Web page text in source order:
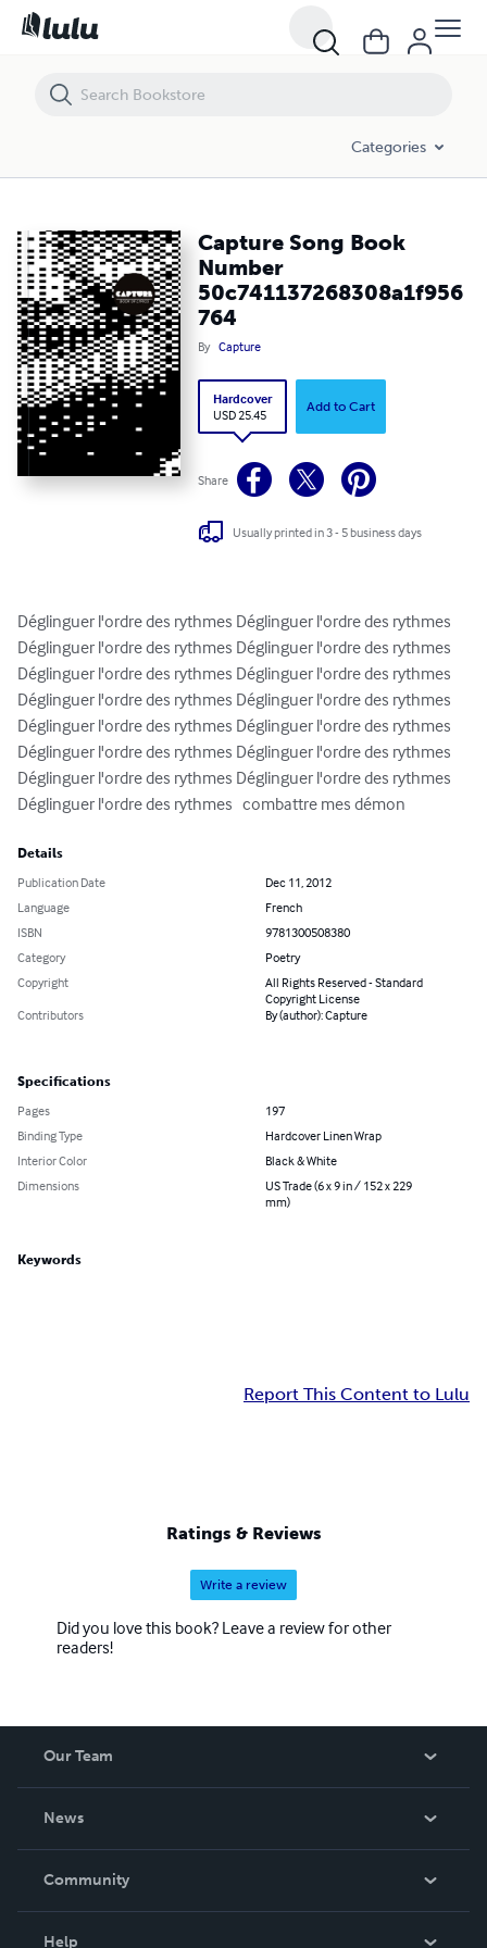
Categories
Capture Song Book
Number
50c741137268308a1f956
764
By Capture
Hardcover
USD 25.45
Add to Cart
Share
Usually printed in 3 - 5 business days
Déglinguer l'ordre des rythmes Déglinguer l'ordre des rythmes
Déglinguer l'ordre des rythmes Déglinguer l'ordre des rythmes
Déglinguer l'ordre des rythmes Déglinguer l'ordre des rythmes
Déglinguer l'ordre des rythmes Déglinguer l'ordre des rythmes
Déglinguer l'ordre des rythmes Déglinguer l'ordre des rythmes
Déglinguer l'ordre des rythmes Déglinguer l'ordre des rythmes
Déglinguer l'ordre des rythmes Déglinguer l'ordre des rythmes
Déglinguer l'ordre des rythmes   combattre mes démon
Details
Publication Date
Dec 11, 2012
Language
French
ISBN
9781300508380
Category
Poetry
Copyright
All Rights Reserved - Standard
Copyright License
Contributors
By (author): Capture
Specifications
Pages
197
Binding Type
Hardcover Linen Wrap
Interior Color
Black & White
Dimensions
US Trade (6 x 9 in / 152 x 229
mm)
Keywords
Report This Content to Lulu
Ratings & Reviews
Write a review
Did you love this book? Leave a review for other
readers!
Our Team
News
In The News
Community
Help
Capture Song Book Number 50c741137268308a1f956764